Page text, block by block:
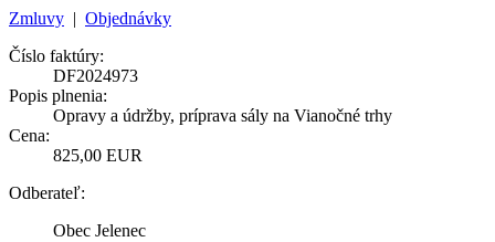
Zmluvy | Objednávky
Číslo faktúry:
DF2024973
Popis plnenia:
Opravy a údržby, príprava sály na Vianočné trhy
Cena:
825,00 EUR
Odberateľ:
Obec Jelenec